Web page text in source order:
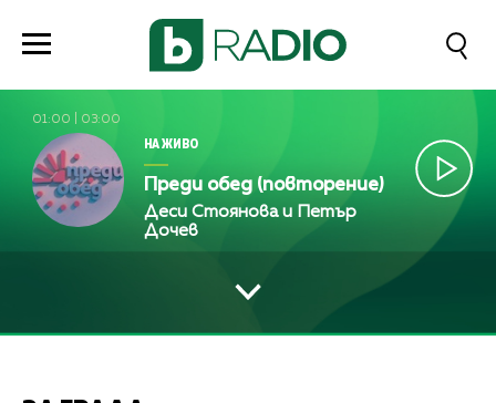
01:00 03:00
НА ЖИВО
Преди обед (повторение)
Деси Стоянова и Петър
Дочев